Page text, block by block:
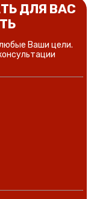
ДЛЯ ВАС
Ваши цели.